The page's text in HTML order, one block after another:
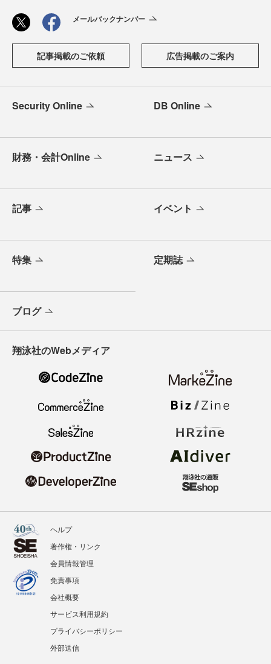
メールバックナンバー
記事掲載のご依頼 広告掲載のご案内
Security Online DB Online
財務・会計Online ニュース
記事 イベント
特集 定期誌
ブログ
翔泳社のWebメディア
ヘルプ
著作権・リンク
会員情報管理
免責事項
会社概要
サービス利用規約
プライバシーポリシー
外部送信